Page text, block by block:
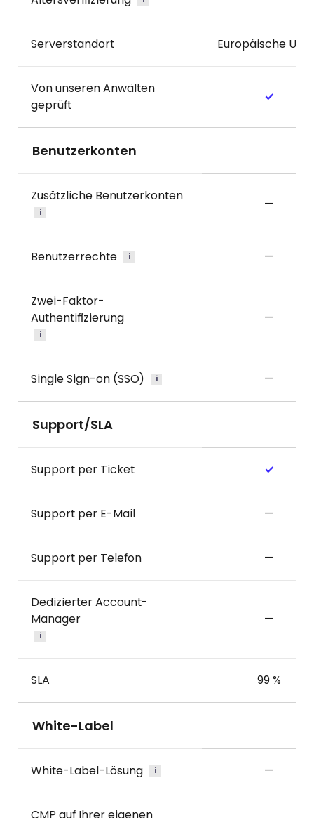
Serverstandort Europäische
Von unseren Anwälten
geprüft
✓
Benutzerkonten
Zusätzliche Benutzerkonten
i
—
Benutzerrechte i —
Zwei-Faktor-
Authentifizierung
i
—
Single Sign-on (SSO) i —
Support/SLA
Support per Ticket ✓
Support per E-Mail —
Support per Telefon —
Dedizierter Account-
Manager
i
—
SLA 99 %
White-Label
White-Label-Lösung i —
CMP auf Ihrer eigenen